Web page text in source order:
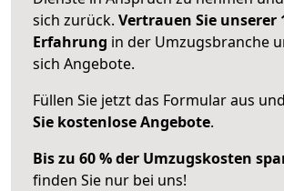
sich zurück. Vertrauen Sie unserer
Erfahrung in der Umzugsbranche
sich Angebote.
Füllen Sie jetzt das Formular aus und
Sie kostenlose Angebote.
Bis zu 60 % der Umzugskosten
finden Sie nur bei uns!